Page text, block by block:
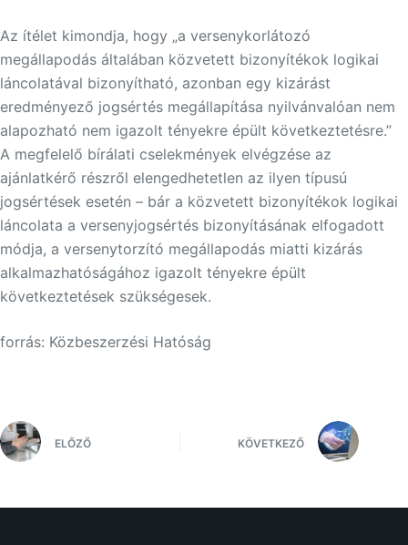
Az ítélet kimondja, hogy „a versenykorlátozó
megállapodás általában közvetett bizonyítékok logikai
láncolatával bizonyítható, azonban egy kizárást
eredményező jogsértés megállapítása nyilvánvalóan nem
alapozható nem igazolt tényekre épült következtetésre.”
A megfelelő bírálati cselekmények elvégzése az
ajánlatkérő részről elengedhetetlen az ilyen típusú
jogsértések esetén – bár a közvetett bizonyítékok logikai
láncolata a versenyjogsértés bizonyításának elfogadott
módja, a versenytorzító megállapodás miatti kizárás
alkalmazhatóságához igazolt tényekre épült
következtetések szükségesek.
forrás: Közbeszerzési Hatóság
ELŐZŐ KÖVETKEZŐ